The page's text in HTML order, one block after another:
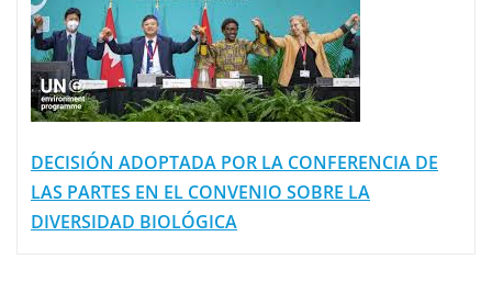
DECISIÓN ADOPTADA POR LA CONFERENCIA DE
LAS PARTES EN EL CONVENIO SOBRE LA
DIVERSIDAD BIOLÓGICA